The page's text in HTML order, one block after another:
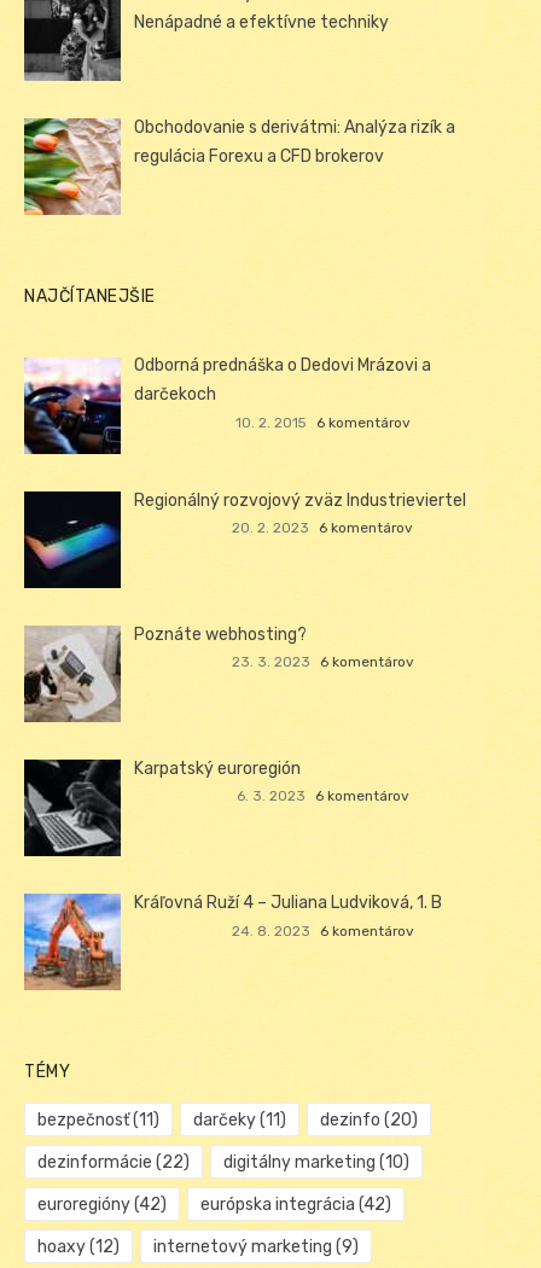
Nenápadné a efektívne techniky
Obchodovanie s derivátmi: Analýza rizík a
regulácia Forexu a CFD brokerov
NAJČÍTANEJŠIE
Odborná prednáška o Dedovi Mrázovi a
darčekoch
10. 2. 2015 6 komentárov
Regionálný rozvojový zväz Industrieviertel
20. 2. 2023 6 komentárov
Poznáte webhosting?
23. 3. 2023 6 komentárov
Karpatský euroregión
6. 3. 2023 6 komentárov
Kráľovná Ruží 4 – Juliana Ludviková, 1. B
24. 8. 2023 6 komentárov
TÉMY
bezpečnosť(11) darčeky(11) dezinfo (20)
dezinformácie (22) digitálny marketing (10)
euroregióny(42) európska integrácia (42)
hoaxy(12) internetový marketing (9)